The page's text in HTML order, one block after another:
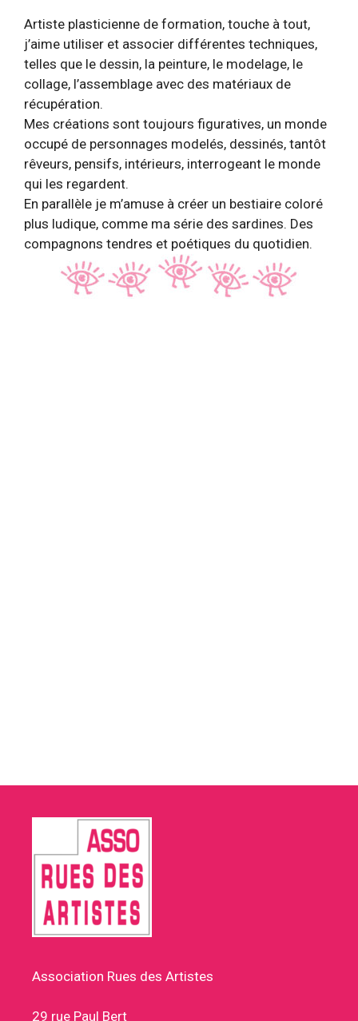
Artiste plasticienne de formation, touche à tout,
j’aime utiliser et associer différentes techniques,
telles que le dessin, la peinture, le modelage, le
collage, l’assemblage avec des matériaux de
récupération.
Mes créations sont toujours figuratives, un monde
occupé de personnages modelés, dessinés, tantôt
rêveurs, pensifs, intérieurs, interrogeant le monde
qui les regardent.
En parallèle je m’amuse à créer un bestiaire coloré
plus ludique, comme ma série des sardines. Des
compagnons tendres et poétiques du quotidien.
Association Rues des Artistes
29 rue Paul Bert